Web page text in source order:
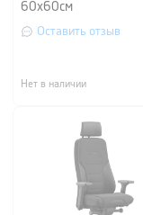
60x60см
Оставить отзыв
Нет в наличии